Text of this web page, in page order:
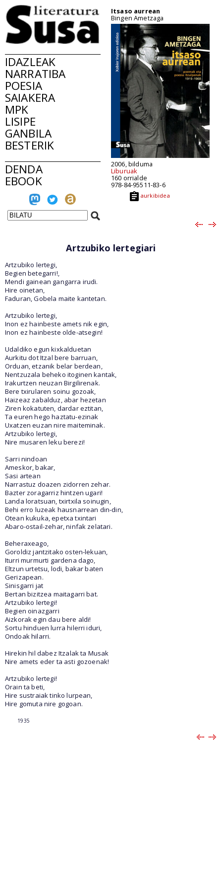
IDAZLEAK
NARRATIBA
POESIA
SAIAKERA
MPK
LISIPE
GANBILA
BESTERIK
DENDA
EBOOK
Itsaso aurrean
Bingen Ametzaga
2006, bilduma
Liburuak
160 orrialde
978-84-95511-83-6
aurkibidea
Artzubiko lertegiari
Artzubiko lertegi,
Begien betegarri!,
Mendi gainean gangarra irudi.
Hire oinetan,
Faduran, Gobela maite kantetan.
Artzubiko lertegi,
Inon ez hainbeste amets nik egin,
Inon ez hainbeste olde-atsegin!
Udaldiko egun kixkalduetan
Aurkitu dot Itzal bere barruan,
Orduan, etzanik belar berdean,
Nentzuzala beheko itoginen kantak,
Irakurtzen neuzan Birgilirenak.
Bere txirularen soinu gozoak,
Haizeaz zabalduz, abar hezetan
Ziren kokatuten, dardar eztitan,
Ta euren hego haztatu-ezinak
Uxatzen euzan nire maiteminak.
Artzubiko lertegi,
Nire musaren leku berezi!
Sarri nindoan
Ameskor, bakar,
Sasi artean
Narrastuz doazen zidorren zehar.
Bazter zoragarriz hintzen ugari!
Landa loratsuan, txirtxila soinugin,
Behi erro luzeak hausnarrean din-din,
Otean kukuka, epetxa txintari
Abaro-ostail-zehar, ninfak zelatari.
Beheraxeago,
Goroldiz jantzitako osten-lekuan,
Iturri murmurti gardena dago,
Eltzun urtetsu, lodi, bakar baten
Gerizapean.
Sinisgarri jat
Bertan bizitzea maitagarri bat.
Artzubiko lertegi!
Begien oinazgarri
Aizkorak egin dau bere aldi!
Sortu hinduen lurra hilerri iduri,
Ondoak hilarri.
Hirekin hil dabez Itzalak ta Musak
Nire amets eder ta asti gozoenak!
Artzubiko lertegi!
Orain ta beti,
Hire sustraiak tinko lurpean,
Hire gomuta nire gogoan.
1935